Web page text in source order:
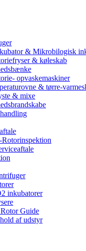
& Mikrobilogisk
& køleskab
opvaskemaskiner
& tørre-
& mixe
Rotorinspektion
inkubatorer
Guide
af udstyr